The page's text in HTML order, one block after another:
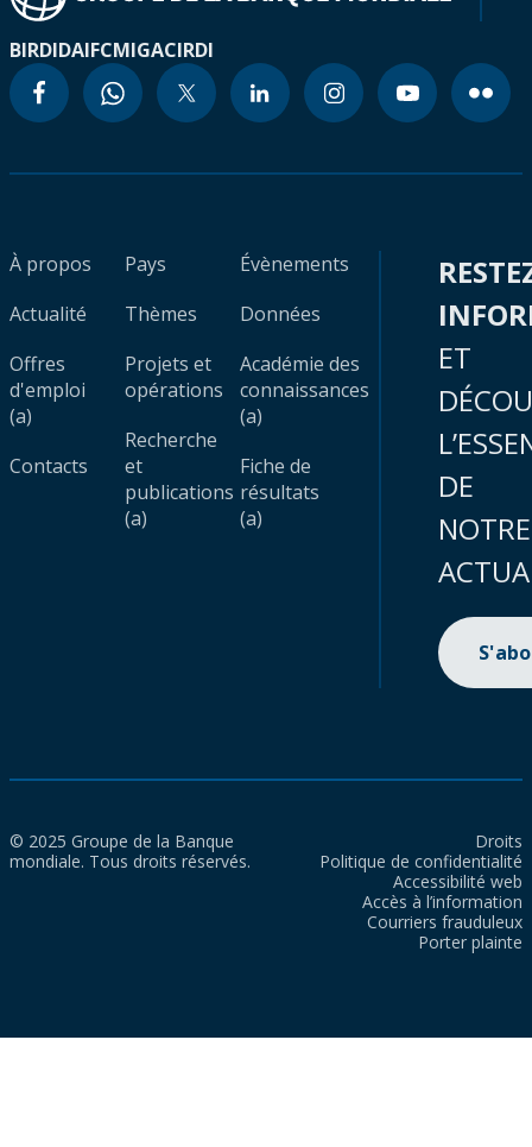
BIRDIDAIFCMIGACIRDI
À propos
Actualité
Offres
d'emploi
(a)
Contacts
Pays
Thèmes
Projets et
opérations
Recherche
et
publications
(a)
Évènements
Données
Académie des
connaissances
(a)
Fiche de
résultats
(a)
ET
DE
NOTRE
© 2025 Groupe de la Banque
mondiale. Tous droits réservés.
Droits
Politique de confidentialité
Accessibilité web
Accès à l’information
Courriers frauduleux
Porter plainte